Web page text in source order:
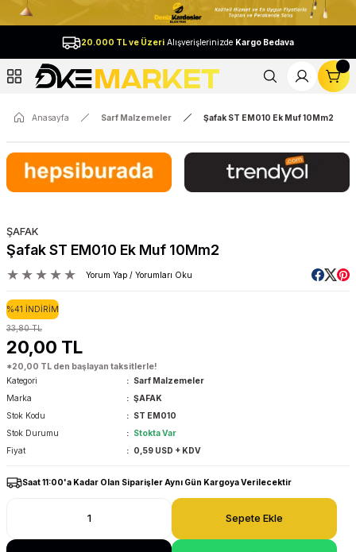
20.000 TL ve Üzeri Alışverişlerinizde Kargo Bedava
Geri Dön
Anasayfa Sarf Malzemeler Şafak ST EM010 Ek Muf 10Mm2
ŞAFAK
Şafak ST EM010 Ek Muf 10Mm2
Yorum Yap / Yorumları Oku
%41 İNDİRİM
33,80 TL
20,00 TL
*20,00 TL den başlayan taksitlerle!
Kategori
Sarf Malzemeler
Marka
ŞAFAK
Stok Kodu
ST EM010
Stok Durumu
Stokta Var
Fiyat
0,59 USD + KDV
Saat 11:00'a Kadar Olan Siparişler Aynı Gün Kargoya Verilecektir
Sepete Ekle